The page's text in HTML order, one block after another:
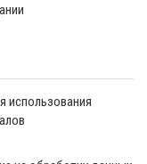
использования